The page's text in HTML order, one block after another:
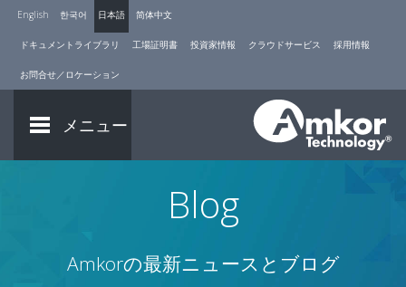
English 한국어 日本語 简体中文
ドキュメントライブラリ 工場証明書 投資家情報 クラウドサービス 採用情報
お問合せ／ロケーション
メニュー
Blog
Amkorの最新ニュースとブログ